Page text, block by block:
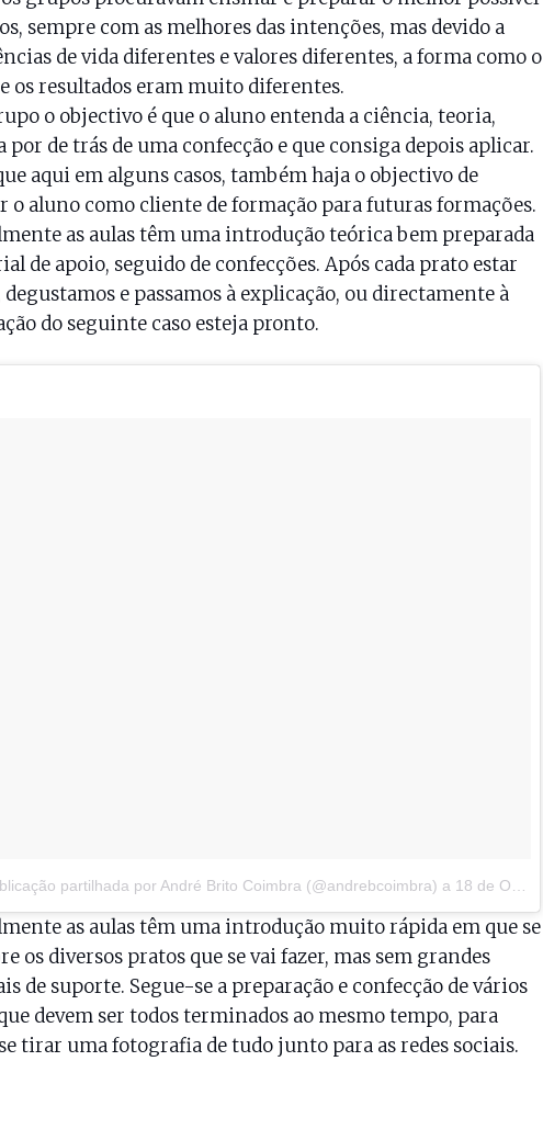
sempre com as melhores das intenções, mas devido a
de vida diferentes e valores diferentes, a forma como o
os resultados eram muito diferentes.
o objectivo é que o aluno entenda a ciência, teoria,
por de trás de uma confecção e que consiga depois aplicar.
aqui em alguns casos, também haja o objectivo de
o aluno como cliente de formação para futuras formações.
as aulas têm uma introdução teórica bem preparada
de apoio, seguido de confecções. Após cada prato estar
e passamos à explicação, ou directamente à
do seguinte caso esteja pronto.
partilhada por André Brito Coimbra (@andrebcoimbra) a 18 de Out, 2017 às 5:27 PDT
as aulas têm uma introdução muito rápida em que se
os diversos pratos que se vai fazer, mas sem grandes
de suporte. Segue-se a preparação e confecção de vários
devem ser todos terminados ao mesmo tempo, para
tirar uma fotografia de tudo junto para as redes sociais.